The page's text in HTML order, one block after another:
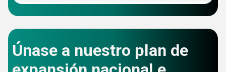
Únase a nuestro plan de